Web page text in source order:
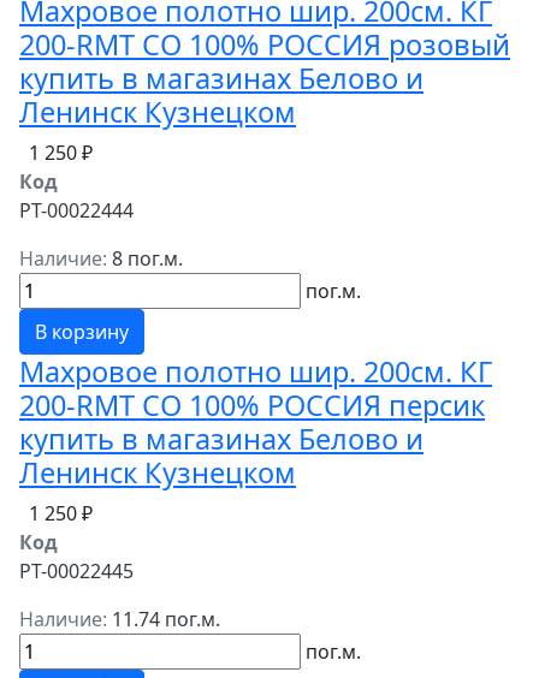
Махровое полотно шир. 200см. КГ
200-RMT СО 100% РОССИЯ розовый
купить в магазинах Белово и
Ленинск Кузнецком
1 250 ₽
Код
РТ-00022444
Наличие: 8 пог.м.
пог.м.
В корзину
Махровое полотно шир. 200см. КГ
200-RMT СО 100% РОССИЯ персик
купить в магазинах Белово и
Ленинск Кузнецком
1 250 ₽
Код
РТ-00022445
Наличие: 11.74 пог.м.
пог.м.